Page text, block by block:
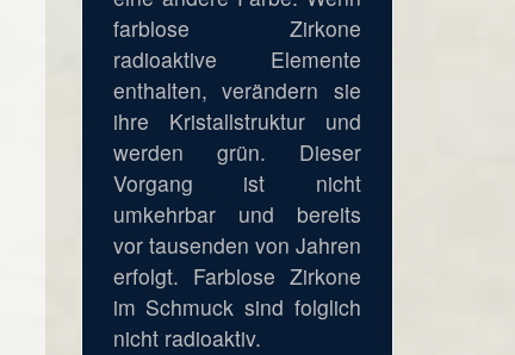
farblose Zirkone
radioaktive Elemente
enthalten, verändern sie
ihre Kristallstruktur und
werden grün. Dieser
Vorgang ist nicht
umkehrbar und bereits
vor tausenden von Jahren
erfolgt. Farblose Zirkone
im Schmuck sind folglich
nicht radioaktiv.